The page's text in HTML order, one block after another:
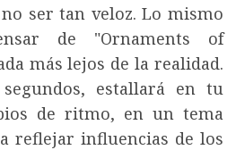
ser tan veloz. Lo mismo
de "Ornaments of
más lejos de la realidad.
segundos, estallará en tu
de ritmo, en un tema
reflejar influencias de los